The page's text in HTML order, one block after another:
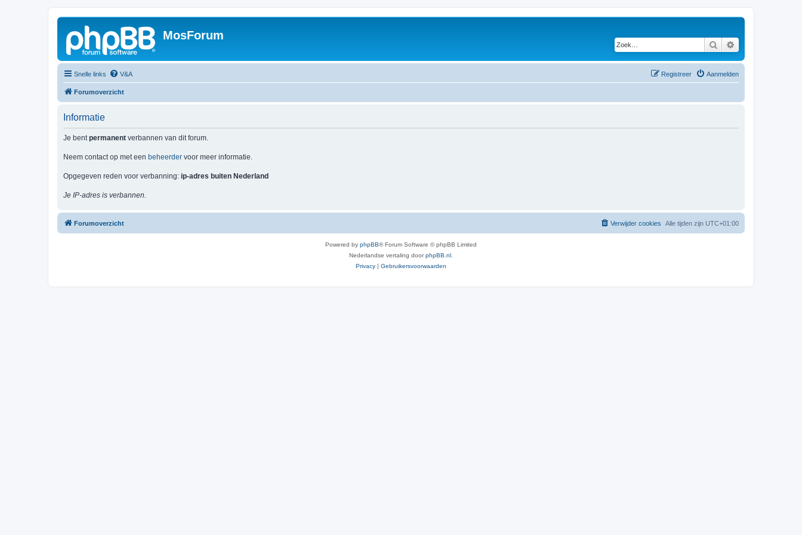
MosForum
Zoek
Snelle links V&A Aanmelden
Registreer
Forumoverzicht
Informatie
Je bentpermanent verbannen van dit forum.
Neem contact op met een beheerder voor meer informatie.
Opgegeven reden voor verbanning: ip-adres buiten Nederland
Je IP-adres is verbannen.
Forumoverzicht Alle tijden zijn UTC+01:00
Verwijder cookies
Powered by phpBB® Forum Software © phpBB Limited
Nederlandse vertaling doorphpBB.nl
Privacy | Gebruikersvoorwaarden